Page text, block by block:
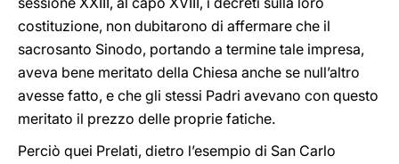
costituzione, non dubitarono di affermare che il
sacrosanto Sinodo, portando a termine tale impresa,
aveva bene meritato della Chiesa anche se null’altro
avesse fatto, e che gli stessi Padri avevano con questo
meritato il prezzo delle proprie fatiche.
Perciò quei Prelati, dietro l’esempio di San Carlo